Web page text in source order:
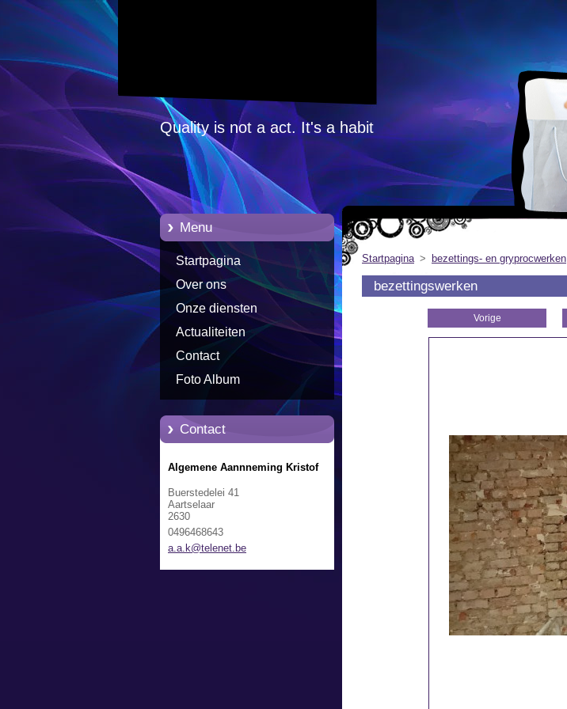
Quality is not a act. It's a habit
Menu
Startpagina
Over ons
Onze diensten
Actualiteiten
Contact
Foto Album
Contact
Algemene Aannneming Kristof
Buerstedelei 41
Aartselaar
2630
0496468643
a.a.k@te lenet.be
Startpagina > bezettings- en gryprocwerken
bezettingswerken
Vorige